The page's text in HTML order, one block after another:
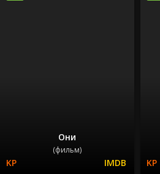
Они
(фильм)